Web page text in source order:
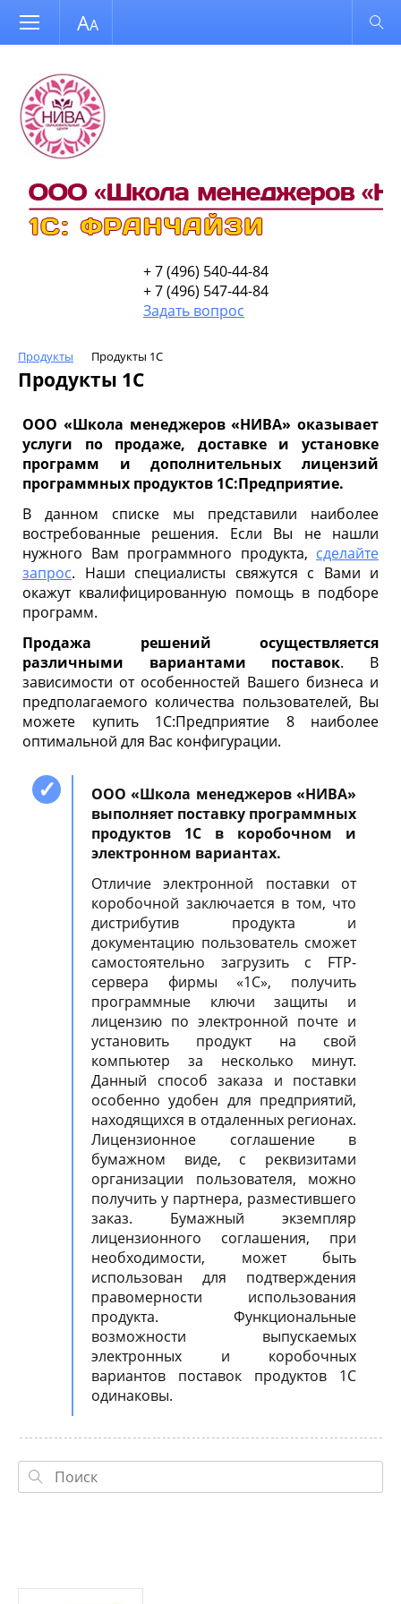
Размер шрифта Обычная версия
+ 7 (496) 540-44-84
+ 7 (496) 547-44-84
Задать вопрос
Продукты Продукты 1С
Продукты 1С
ООО «Школа менеджеров «НИВА» оказывает
услуги по продаже, доставке и установке
программ и дополнительных лицензий
программных продуктов 1С:Предприятие.
В данном списке мы представили наиболее
востребованные решения. Если Вы не нашли
нужного Вам программного продукта, сделайте
запрос. Наши специалисты свяжутся с Вами и
окажут квалифицированную помощь в подборе
программ.
Продажа решений осуществляется
различными вариантами поставок. В
зависимости от особенностей Вашего бизнеса и
предполагаемого количества пользователей, Вы
можете купить 1С:Предприятие 8 наиболее
оптимальной для Вас конфигурации.
ООО «Школа менеджеров «НИВА»
выполняет поставку программных
продуктов 1С в коробочном и
электронном вариантах.
Отличие электронной поставки от
коробочной заключается в том, что
дистрибутив продукта и
документацию пользователь сможет
самостоятельно загрузить с FTP-
сервера фирмы «1С», получить
программные ключи защиты и
лицензию по электронной почте и
установить продукт на свой
компьютер за несколько минут.
Данный способ заказа и поставки
особенно удобен для предприятий,
находящихся в отдаленных регионах.
Лицензионное соглашение в
бумажном виде, с реквизитами
организации пользователя, можно
получить у партнера, разместившего
заказ. Бумажный экземпляр
лицензионного соглашения, при
необходимости, может быть
использован для подтверждения
правомерности использования
продукта. Функциональные
возможности выпускаемых
электронных и коробочных
вариантов поставок продуктов 1С
одинаковы.